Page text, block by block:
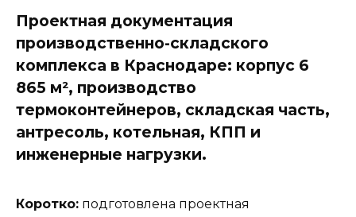
Проектная документация
производственно-складского
комплекса в Краснодаре: корпус 6
865 м², производство
термоконтейнеров, складская часть,
антресоль, котельная, КПП и
инженерные нагрузки.
Коротко: подготовлена проектная